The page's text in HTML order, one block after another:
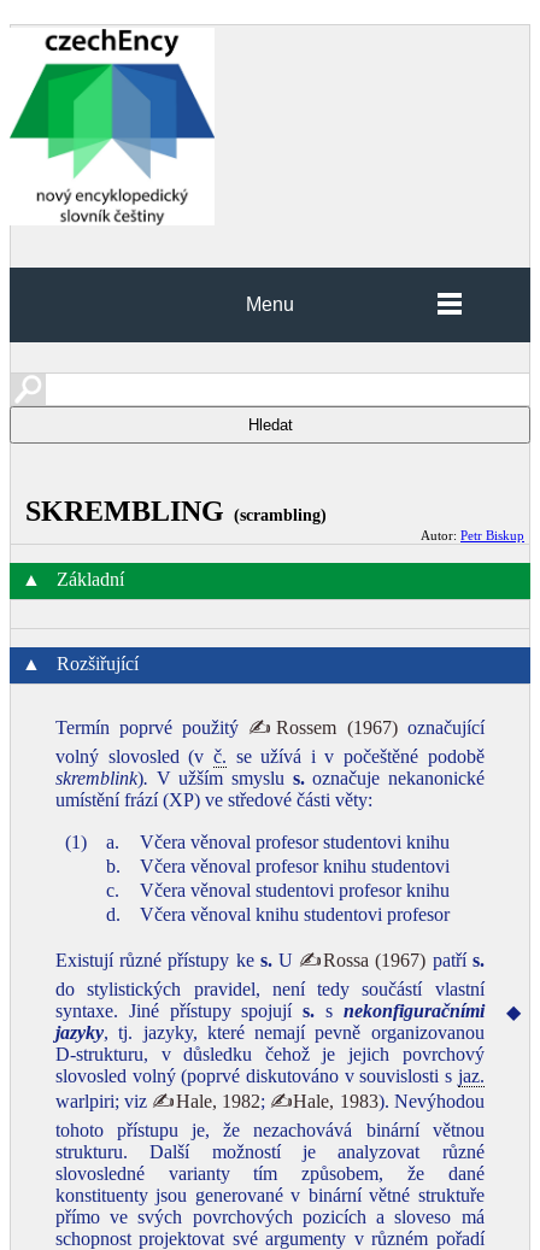
Menu
SKREMBLING (scrambling)
Autor: Petr Biskup
▲ Základní
▲ Rozšiřující
Termín poprvé použitý ✍Rossem (1967)označující
volný slovosled (v č. se užívá i v počeštěné podobě
skremblink). V užším smyslu s.označuje nekanonické
umístění frází (XP) ve středové části věty:
(1) a.
Včera věnoval profesor studentovi knihu
b.
Včera věnoval profesor knihu studentovi
c.
Včera věnoval studentovi profesor knihu
d.
Včera věnoval knihu studentovi profesor
Existují různé přístupy ke s.U ✍Rossa (1967) patří s.
do stylistických pravidel, není tedy součástí vlastní
syntaxe. Jiné přístupy spojujís. s nekonfiguračními
jazyky, tj. jazyky, které nemají pevně organizovanou
D‑strukturu, v důsledku čehož je jejich povrchový
slovosled volný (poprvé diskutováno v souvislosti s jaz.
warlpiri; viz ✍Hale, 1982; ✍Hale, 1983). Nevýhodou
tohoto přístupu je, že nezachovává binární větnou
strukturu. Další možností je analyzovat různé
slovosledné varianty tím způsobem, že dané
konstituenty jsou generované v binární větné struktuře
přímo ve svých povrchových pozicích a sloveso má
schopnost projektovat své argumenty v různém pořadí
◆